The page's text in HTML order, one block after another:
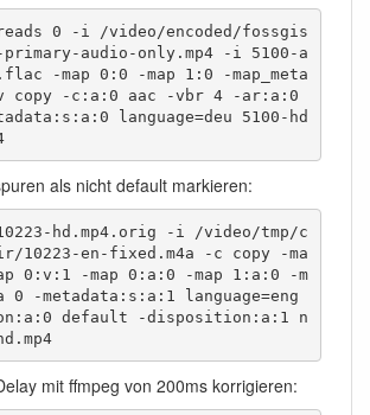
0 -i /video/encoded/fossgis
primary-audio-only.mp4 -i 5100-a
-map 0:0 -map 1:0 -map_meta
copy -c:a:0 aac -vbr 4 -ar:a:0
language=deu 5100-hd
als nicht default markieren:
hd.mp4.orig -i /video/tmp/c
10223-en-fixed.m4a -c copy -ma
0:v:1 -map 0:a:0 -map 1:a:0 -m
0 -metadata:s:a:1 language=eng
default -disposition:a:1 n
mit ffmpeg von 200ms korrigieren: